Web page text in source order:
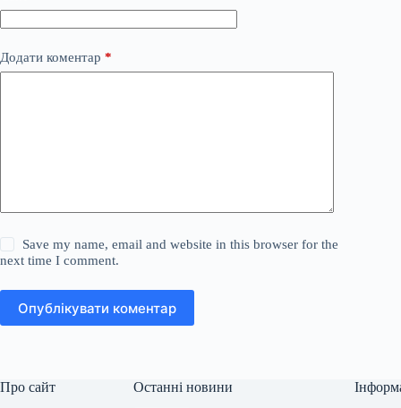
Додати коментар *
Save my name, email and website in this browser for the
next time I comment.
Опублікувати коментар
Про сайт Останні новини